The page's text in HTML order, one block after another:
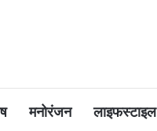
मनोरंजन लाइफस्टाइल